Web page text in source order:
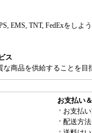
EMS, TNT, FedExをし
ス
商品を供給することを
お支払い
お支払
配送方